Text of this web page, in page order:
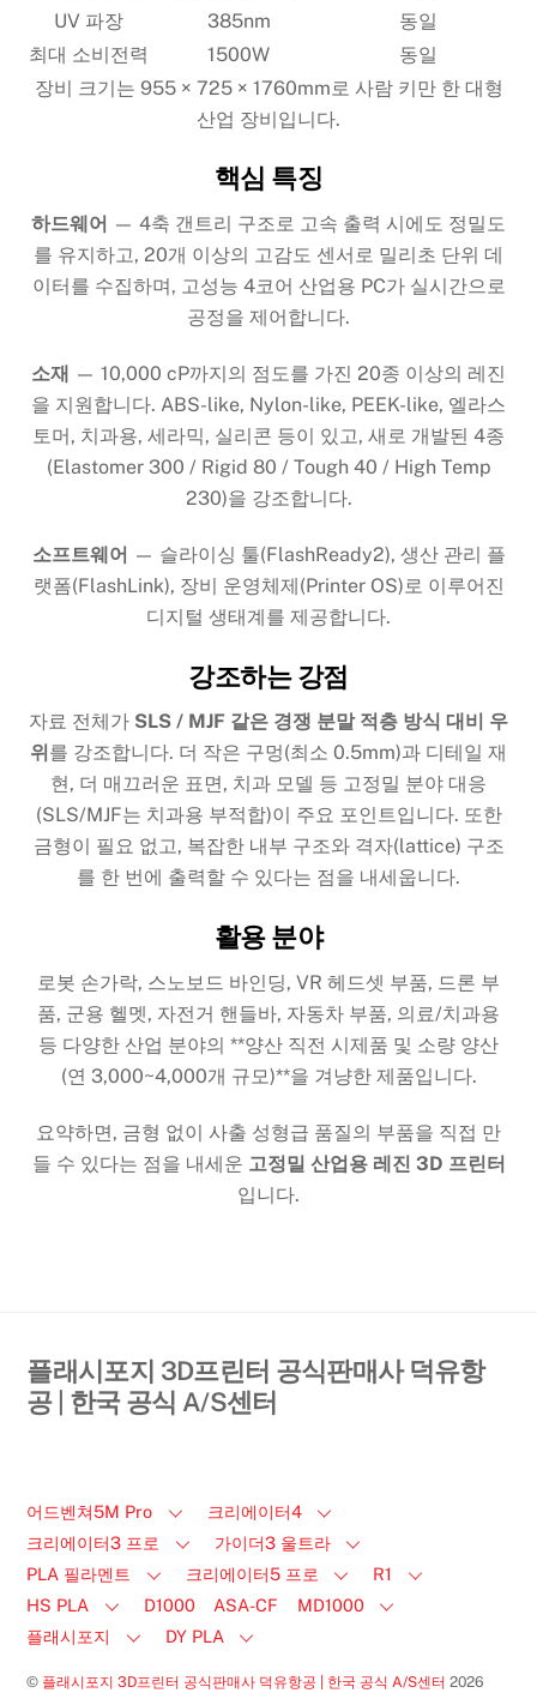
UV 파장
385nm
동일
최대 소비전력
1500W
동일
장비 크기는 955 × 725 × 1760mm로 사람 키만 한 대형
산업 장비입니다.
핵심 특징
하드웨어 — 4축 갠트리 구조로 고속 출력 시에도 정밀도
를 유지하고, 20개 이상의 고감도 센서로 밀리초 단위 데
이터를 수집하며, 고성능 4코어 산업용 PC가 실시간으로
공정을 제어합니다.
소재 — 10,000 cP까지의 점도를 가진 20종 이상의 레진
을 지원합니다. ABS-like, Nylon-like, PEEK-like, 엘라스
토머, 치과용, 세라믹, 실리콘 등이 있고, 새로 개발된 4종
(Elastomer 300 / Rigid 80 / Tough 40 / High Temp
230)을 강조합니다.
소프트웨어 — 슬라이싱 툴(FlashReady2), 생산 관리 플
랫폼(FlashLink), 장비 운영체제(Printer OS)로 이루어진
디지털 생태계를 제공합니다.
강조하는 강점
자료 전체가 SLS / MJF 같은 경쟁 분말 적층 방식 대비 우
위 를 강조합니다. 더 작은 구멍(최소 0.5mm)과 디테일 재
현, 더 매끄러운 표면, 치과 모델 등 고정밀 분야 대응
(SLS/MJF는 치과용 부적합)이 주요 포인트입니다. 또한
금형이 필요 없고, 복잡한 내부 구조와 격자(lattice) 구조
를 한 번에 출력할 수 있다는 점을 내세웁니다.
활용 분야
로봇 손가락, 스노보드 바인딩, VR 헤드셋 부품, 드론 부
품, 군용 헬멧, 자전거 핸들바, 자동차 부품, 의료/치과용
등 다양한 산업 분야의 **양산 직전 시제품 및 소량 양산
(연 3,000~4,000개 규모)**을 겨냥한 제품입니다.
요약하면, 금형 없이 사출 성형급 품질의 부품을 직접 만
들 수 있다는 점을 내세운 고정밀 산업용 레진 3D 프린터
입니다.
플래시포지 3D프린터 공식판매사 덕유항
공 | 한국 공식 A/S센터
어드벤쳐5M Pro
크리에이터4
크리에이터3 프로
가이더3 울트라
PLA 필라멘트
크리에이터5 프로
R1
HS PLA
D1000 ASA-CF
MD1000
플래시포지
DY PLA
© 플래시포지 3D프린터 공식판매사 덕유항공 | 한국 공식 A/S센터 2026